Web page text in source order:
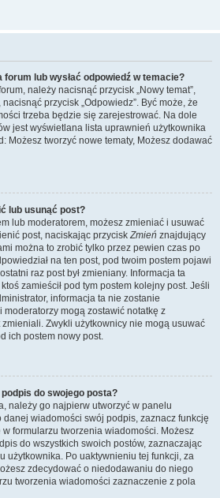
lub wysłać odpowiedź w temacie?
należy nacisnąć przycisk „Nowy temat”,
przycisk „Odpowiedz”. Być może, że
trzeba będzie się zarejestrować. Na dole
jest wyświetlana lista uprawnień użytkownika
Możesz tworzyć nowe tematy, Możesz dodawać
lub usunąć post?
lub moderatorem, możesz zmieniać i usuwać
post, naciskając przyciskZmień znajdujący
można to zrobić tylko przez pewien czas po
na ten post, pod twoim postem pojawi
raz post był zmieniany. Informacja ta
zamieścił pod tym postem kolejny post. Jeśli
informacja ta nie zostanie
moderatorzy mogą zostawić notatkę z
Zwykli użytkownicy nie mogą usuwać
ich postem nowy post.
do swojego posta?
należy go najpierw utworzyć w panelu
danej wiadomości swój podpis, zaznacz funkcję
formularzu tworzenia wiadomości. Możesz
do wszystkich swoich postów, zaznaczając
użytkownika. Po uaktywnieniu tej funkcji, za
zdecydować o niedodawaniu do niego
tworzenia wiadomości zaznaczenie z pola